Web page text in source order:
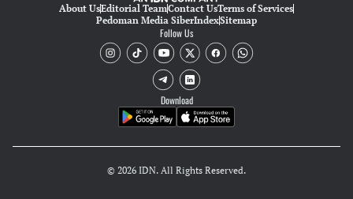
About UsEditorial TeamContact UsTerms of Services
Pedoman Media SiberIndexSitemap
Follow Us
Download
© 2026 IDN. All Rights Reserved.